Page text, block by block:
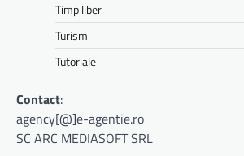
Timp liber
Turism
Tutoriale
Contact:
agency[@]e-agentie.ro
SC ARC MEDIASOFT SRL